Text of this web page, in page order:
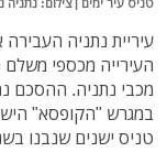
עיריית נתניה העבירה
העירייה מכספי משלם
מכבי נתניה. ההסכם
במגרש "הקופסא"
טניס ישנים שנבנו